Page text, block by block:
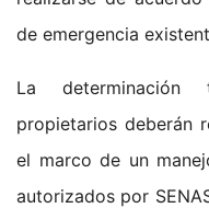
de emergencia
La
propietarios deberán
el marco de un
autorizados por